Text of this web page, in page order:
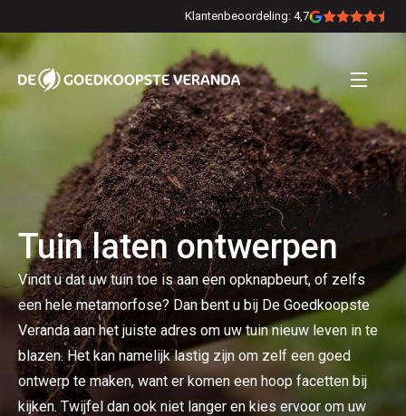
Klantenbeoordeling: 4,7
Tuin laten ontwerpen
Vindt u dat uw tuin toe is aan een opknapbeurt, of zelfs
een hele metamorfose? Dan bent u bij De Goedkoopste
Veranda aan het juiste adres om uw tuin nieuw leven in te
blazen. Het kan namelijk lastig zijn om zelf een goed
ontwerp te maken, want er komen een hoop facetten bij
kijken. Twijfel dan ook niet langer en kies ervoor om uw